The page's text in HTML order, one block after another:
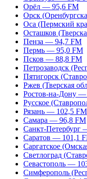
Орёл — 95,6 FM
Орск
Оса (Пермский
Осташков
Пенза — 94,7 FM
Пермь — 95,0 FM
Псков — 88,8 FM
Петрозаводск
Пятигорск
Ржев (Тверская
Ростов-на-Дону —
Русское
Рязань — 102,5 FM
Самара — 96,8 FM
Санкт-Петербург
Саратов — 101,1
Саргатское
Светлоград
Севастополь —
Симферополь